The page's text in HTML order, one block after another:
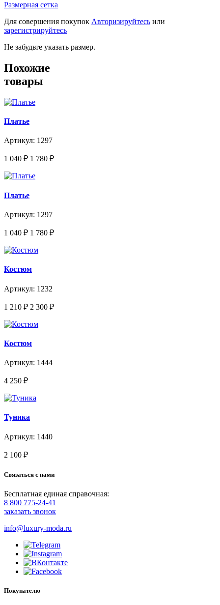
Размерная сетка
Для совершения покупок Авторизируйтесь или
зарегистрируйтесь
Не забудьте указать размер.
Похожие
товары
Платье
Артикул: 1297
1 040 ₽ 1 780 ₽
Платье
Артикул: 1297
1 040 ₽ 1 780 ₽
Костюм
Артикул: 1232
1 210 ₽ 2 300 ₽
Костюм
Артикул: 1444
4 250 ₽
Туника
Артикул: 1440
2 100 ₽
Связаться с нами
Бесплатная единая справочная:
8 800 775-24-41
заказать звонок
info@luxury-moda.ru
Покупателю